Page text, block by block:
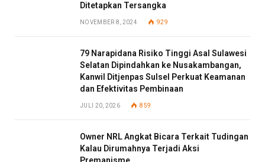
Ditetapkan Tersangka
NOVEMBER 8, 2024 929
79 Narapidana Risiko Tinggi Asal Sulawesi
Selatan Dipindahkan ke Nusakambangan,
Kanwil Ditjenpas Sulsel Perkuat Keamanan
dan Efektivitas Pembinaan
JULI 20, 2026 859
Owner NRL Angkat Bicara Terkait Tudingan
Kalau Dirumahnya Terjadi Aksi